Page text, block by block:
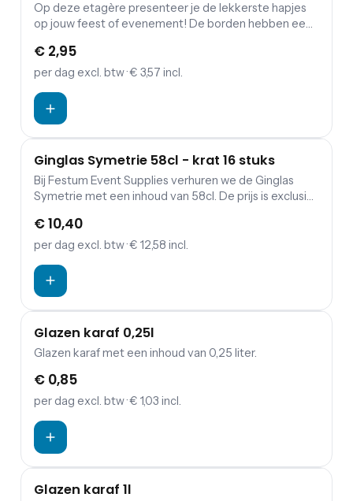
Op deze etagère presenteer je de lekkerste hapjes
op jouw feest of evenement! De borden hebben een
€ 2,95
per dag excl. btw· € 3,57 incl.
Ginglas Symetrie 58cl - krat 16 stuks
Bij Festum Event Supplies verhuren we de Ginglas
Symetrie met een inhoud van 58cl. De prijs is exclusief
€ 10,40
per dag excl. btw· € 12,58 incl.
Glazen karaf 0,25l
Glazen karaf met een inhoud van 0,25 liter.
€ 0,85
per dag excl. btw· € 1,03 incl.
Glazen karaf 1l